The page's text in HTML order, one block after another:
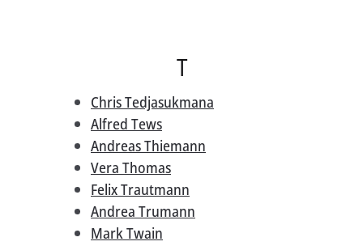
T
Chris Tedjasukmana
Alfred Tews
Andreas Thiemann
Vera Thomas
Felix Trautmann
Andrea Trumann
Mark Twain